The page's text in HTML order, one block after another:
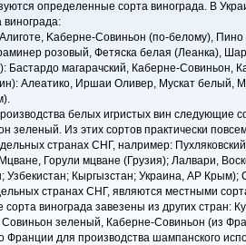
определенные сорта винограда. В
Kaберне-Совиньон (по-белому),
розовый, Фетяска белая (Леанка),
Бастардо магарачский, Каберне-
Алеатико, Иршаи Оливер, Мускат белый,
белых игристых вин следующие
зеленый. Из этих сортов практически
странах СНГ, налример:
Горули мцване (Грузия); Лалвари,
Узбекистан; Кыргызстан; Украина, AP
странах СНГ, являются местными
винограда завезены из других
зеленый, Каберне-Совиньон (из
Франции для производства шампанского